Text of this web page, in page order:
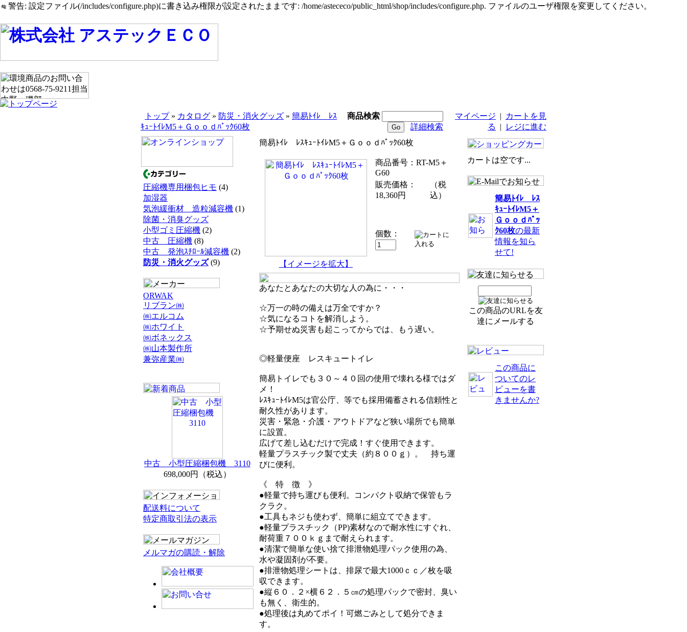
警告: 設定ファイル(/includes/configure.php)に書き込み権限が設定されたままです: /home/astececo/public_html/shop/includes/configure.php. ファイルのユーザ権限を変更してください。
トップ» カタログ » 防災・消火グッズ » 簡易ﾄｲﾚ ﾚｽ
ｷｭｰﾄｲﾚM5＋Ｇｏｏｄﾊﾟｯｸ60枚
商品検索
詳細検索
マイページ |
カートを見
る
| レジに進む
圧縮機専用梱包ヒモ (4)
加湿器
気泡緩衝材 造粒減容機 (1)
除菌・消臭グッズ
小型ゴミ圧縮機 (2)
中古 圧縮機 (8)
中古 発泡ｽﾁﾛｰﾙ減容機 (2)
防災・消火グッズ(9)
ORWAK
リブラン㈱
㈱エルコム
㈱ホワイト
㈱ボネックス
㈱山本製作所
兼弥産業㈱
中古 小型圧縮梱包機 3110
698,000円（税込）
配送料について
特定商取引法の表示
メルマガの購読・解除
簡易ﾄｲﾚ ﾚｽｷｭｰﾄｲﾚM5＋Ｇｏｏｄﾊﾟｯｸ60枚
【イメージを拡大】
商品番号：RT-M5＋
G60
販売価格：
18,360円
（税
込）
個数：
あなたとあなたの大切な人の為に・・・
☆万一の時の備えは万全ですか？
☆気になるコトを解消しよう。
☆予期せぬ災害も起こってからでは、もう遅い。
◎軽量便座 レスキュートイレ
簡易トイレでも３０～４０回の使用で壊れる様ではダ
メ！
ﾚｽｷｭｰﾄｲﾚM5は官公庁、等でも採用備蓄される信頼性と
耐久性があります。
災害・緊急・介護・アウトドアなど狭い場所でも簡単
に設置。
広げて差し込むだけで完成！すぐ使用できます。
軽量プラスチック製で丈夫（約８００ｇ）。 持ち運
びに便利。
《 特 徴 》
●軽量で持ち運びも便利。コンパクト収納で保管もラ
クラク。
●工具もネジも使わず、簡単に組立てできます。
●軽量プラスチック（PP)素材なので耐水性にすぐれ、
耐荷重７００ｋｇまで耐えられます。
●清潔で簡単な使い捨て排泄物処理パック使用の為、
水や凝固剤が不要。
●排泄物処理シートは、排尿で最大1000ｃｃ／枚を吸
収できます。
●縦６０．２×横６２．５㎝の処理パックで密封、臭い
も無く、衛生的。
●処理後は丸めてポイ！可燃ごみとして処分できま
す。
カートは空です...
簡易ﾄｲﾚ ﾚｽ
ｷｭｰﾄｲﾚM5＋
Ｇｏｏｄﾊﾟｯ
ｸ60枚の最新
情報を知ら
せて!
この商品のURLを友
達にメールする
この商品に
ついてのレ
ビューを書
きませんか?